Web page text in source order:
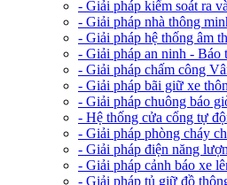
- Giải pháp kiểm soát ra
- Giải pháp nhà thông
- Giải pháp hệ thống âm
- Giải pháp an ninh - Báo
- Giải pháp chấm công
- Giải pháp bãi giữ xe
- Giải pháp chuông báo
- Hệ thống cửa cổng tự
- Giải pháp phòng cháy
- Giải pháp điện năng
- Giải pháp cảnh báo xe
- Giải pháp tủ giữ đồ